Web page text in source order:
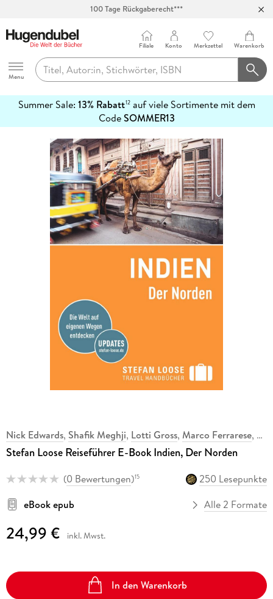
100 Tage Rückgaberecht***
Hugendubel
Menu
Filiale Konto Merkzettel Warenkorb
Summer Sale: 13% Rabatt12auf viele Sortimente mit dem
CodeSOMMER13
erfahren
Nick Edwards, Shafik Meghji, Lotti Gross, Marco Ferrarese,
Stefan Loose Reiseführer E-Book Indien, Der Norden
(0 Bewertungen)15
250 Lesepunkte
eBook epub
Alle 2 Formate
24,99 € inkl. Mwst.
In den Warenkorb